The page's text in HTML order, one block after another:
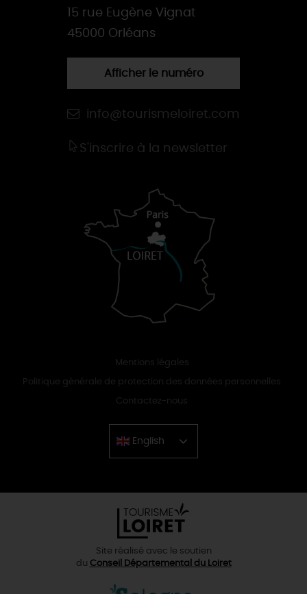
15 rue Eugène Vignat
45000 Orléans
Afficher le numéro
info@tourismeloiret.com
S'inscrire à la newsletter
Mentions légales
Politique générale de protection des données personnelles
Contactez-nous
English
Chinese
Site réalisé avec le soutien
du Conseil Départemental du Loiret